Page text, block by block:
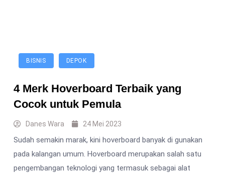
BISNIS DEPOK
4 Merk Hoverboard Terbaik yang
Cocok untuk Pemula
Danes Wara 24 Mei 2023
Sudah semakin marak, kini hoverboard banyak di gunakan
pada kalangan umum. Hoverboard merupakan salah satu
pengembangan teknologi yang termasuk sebagai alat